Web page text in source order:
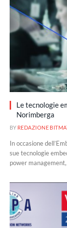
Le tecnologie
Norimberga
BY REDAZIONE
In occasione
sue tecnologie
power